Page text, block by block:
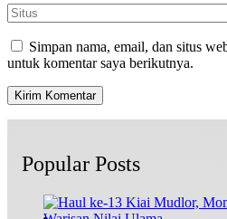
Simpan nama, email, dan situs
untuk komentar saya berikutnya.
Popular Posts